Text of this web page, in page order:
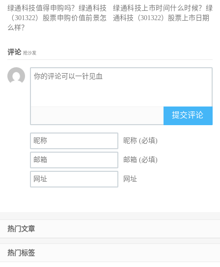
绿通科技值得申购吗？绿通科技
（301322）股票申购价值前景怎
么样？
绿通科技上市时间什么时候？绿
通科技（301322）股票上市日期
评论 抢沙发
提交评论
昵称 (必填)
邮箱 (必填)
网址
热门文章
热门标签